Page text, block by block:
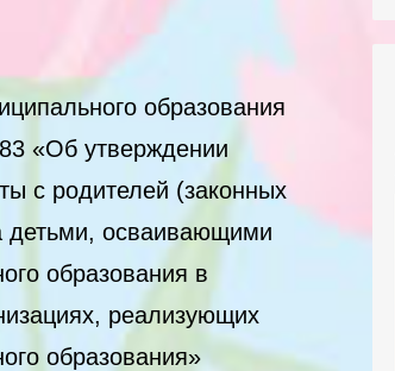
образования
«Об утверждении
с родителей (законных
детьми, осваивающими
образования в
реализующих
образования»